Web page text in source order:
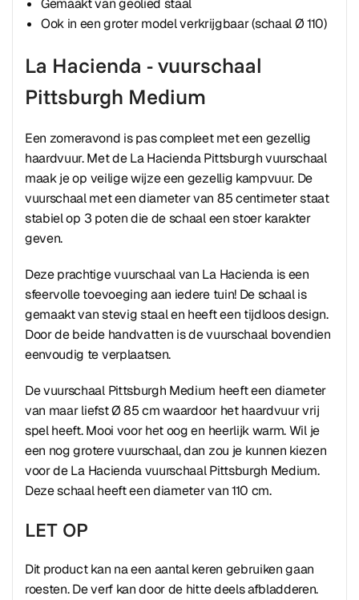
Gemaakt van geolied staal
Ook in een groter model verkrijgbaar (schaal Ø 110)
La Hacienda - vuurschaal
Pittsburgh Medium
Een zomeravond is pas compleet met een gezellig
haardvuur. Met de La Hacienda Pittsburgh vuurschaal
maak je op veilige wijze een gezellig kampvuur. De
vuurschaal met een diameter van 85 centimeter staat
stabiel op 3 poten die de schaal een stoer karakter
geven.
Deze prachtige vuurschaal van La Hacienda is een
sfeervolle toevoeging aan iedere tuin! De schaal is
gemaakt van stevig staal en heeft een tijdloos design.
Door de beide handvatten is de vuurschaal bovendien
eenvoudig te verplaatsen.
De vuurschaal Pittsburgh Medium heeft een diameter
van maar liefst Ø 85 cm waardoor het haardvuur vrij
spel heeft. Mooi voor het oog en heerlijk warm. Wil je
een nog grotere vuurschaal, dan zou je kunnen kiezen
voor de La Hacienda vuurschaal Pittsburgh Medium.
Deze schaal heeft een diameter van 110 cm.
LET OP
Dit product kan na een aantal keren gebruiken gaan
roesten. De verf kan door de hitte deels afbladderen.